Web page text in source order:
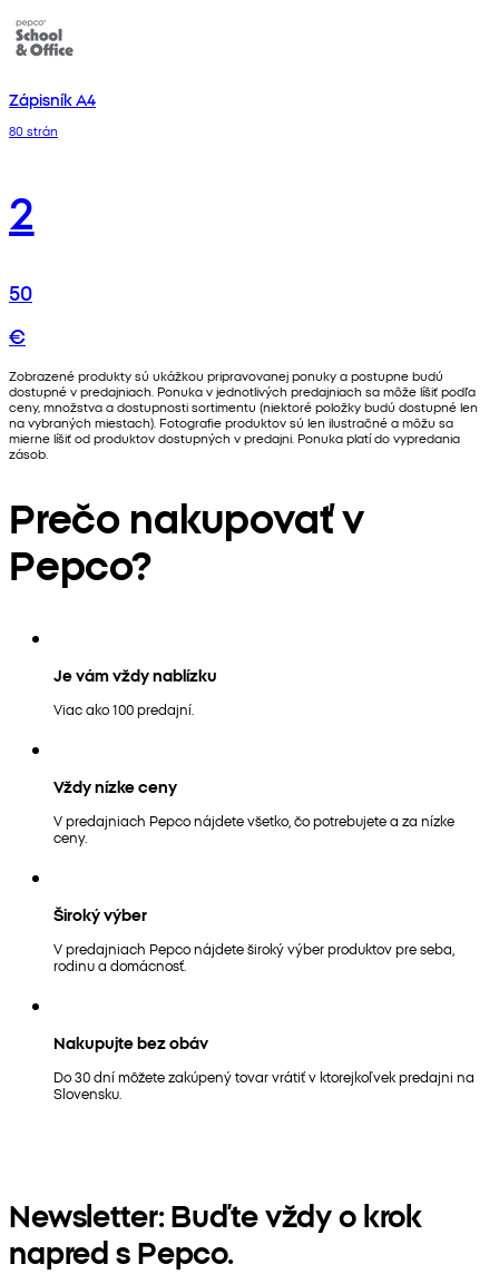
Zápisník A4
80 strán
2
50
€
Zobrazené produkty sú ukážkou pripravovanej ponuky a postupne budú
dostupné v predajniach. Ponuka v jednotlivých predajniach sa môže líšiť podľa
ceny, množstva a dostupnosti sortimentu (niektoré položky budú dostupné len
na vybraných miestach). Fotografie produktov sú len ilustračné a môžu sa
mierne líšiť od produktov dostupných v predajni. Ponuka platí do vypredania
zásob.
Prečo nakupovať v
Pepco?
Je vám vždy nablízku
Viac ako 100 predajní.
Vždy nízke ceny
V predajniach Pepco nájdete všetko, čo potrebujete a za nízke
ceny.
Široký výber
V predajniach Pepco nájdete široký výber produktov pre seba,
rodinu a domácnosť.
Nakupujte bez obáv
Do 30 dní môžete zakúpený tovar vrátiť v ktorejkoľvek predajni na
Slovensku.
Newsletter: Buďte vždy o krok
napred s Pepco.